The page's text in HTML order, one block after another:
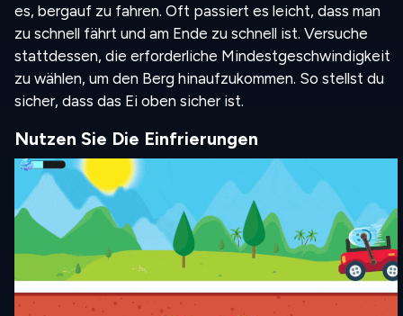
es, bergauf zu fahren. Oft passiert es leicht, dass man
zu schnell fährt und am Ende zu schnell ist. Versuche
stattdessen, die erforderliche Mindestgeschwindigkeit
zu wählen, um den Berg hinaufzukommen. So stellst du
sicher, dass das Ei oben sicher ist.
Nutzen Sie Die Einfrierungen